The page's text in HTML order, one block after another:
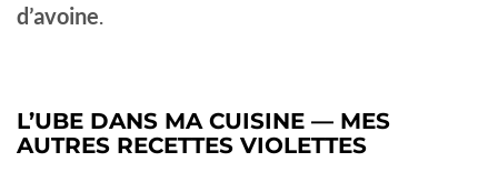
d’avoine.
L’UBE DANS MA CUISINE — MES
AUTRES RECETTES VIOLETTES